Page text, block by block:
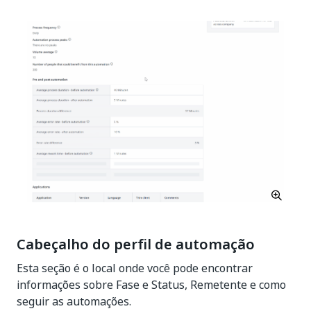
Cabeçalho do perfil de automação
Esta seção é o local onde você pode encontrar
informações sobre Fase e Status, Remetente e como
seguir as automações.